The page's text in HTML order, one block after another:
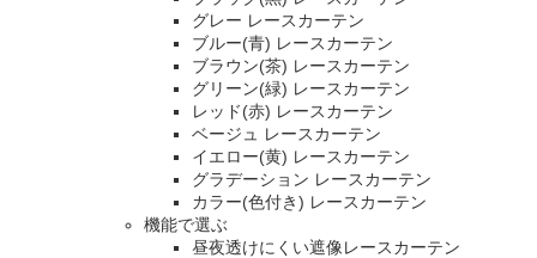
グレー レースカーテン
ブルー(青) レースカーテン
ブラウン(茶) レースカーテン
グリーン(緑) レースカーテン
レッド(赤) レースカーテン
ベージュ レースカーテン
イエロー(黄) レースカーテン
グラデーション レースカーテン
カラー(色付き) レースカーテン
機能で選ぶ
昼夜透けにくい遮像レースカーテン